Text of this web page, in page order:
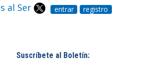
entrar registro
Suscríbete al Boletín: